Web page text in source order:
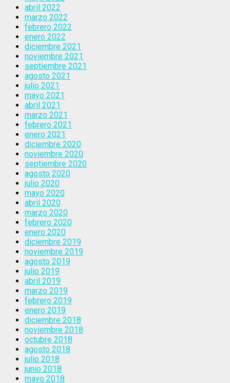
abril 2022
marzo 2022
febrero 2022
enero 2022
diciembre 2021
noviembre 2021
septiembre 2021
agosto 2021
julio 2021
mayo 2021
abril 2021
marzo 2021
febrero 2021
enero 2021
diciembre 2020
noviembre 2020
septiembre 2020
agosto 2020
julio 2020
mayo 2020
abril 2020
marzo 2020
febrero 2020
enero 2020
diciembre 2019
noviembre 2019
agosto 2019
julio 2019
abril 2019
marzo 2019
febrero 2019
enero 2019
diciembre 2018
noviembre 2018
octubre 2018
agosto 2018
julio 2018
junio 2018
mayo 2018